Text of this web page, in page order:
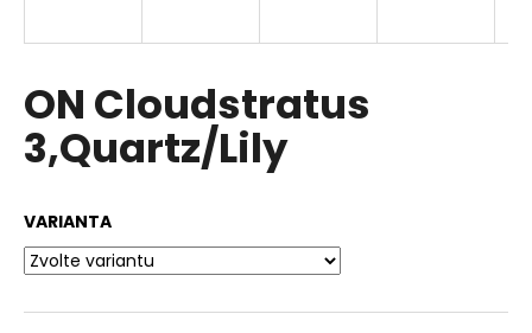
ON Cloudstratus
3,Quartz/Lily
VARIANTA
í
t
?
HLEDAT